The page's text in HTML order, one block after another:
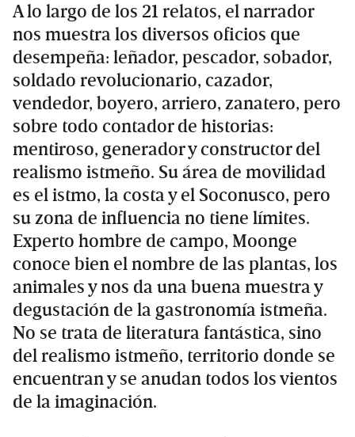
A lo largo de los 21 relatos, el narrador
nos muestra los diversos oficios que
desempeña: leñador, pescador, sobador,
soldado revolucionario, cazador,
vendedor, boyero, arriero, zanatero, pero
sobre todo contador de historias:
mentiroso, generador y constructor del
realismo istmeño. Su área de movilidad
es el istmo, la costa y el Soconusco, pero
su zona de influencia no tiene límites.
Experto hombre de campo, Moonge
conoce bien el nombre de las plantas, los
animales y nos da una buena muestra y
degustación de la gastronomía istmeña.
No se trata de literatura fantástica, sino
del realismo istmeño, territorio donde se
encuentran y se anudan todos los vientos
de la imaginación.